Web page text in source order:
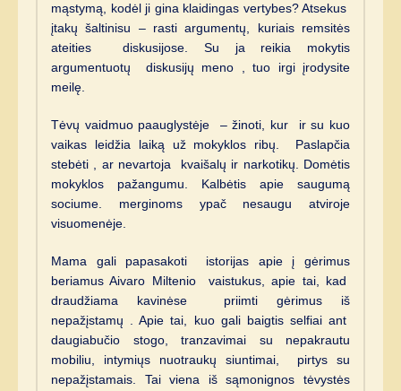
mąstymą, kodėl ji gina klaidingas vertybes? Atsekus
įtakų šaltinisu – rasti argumentų, kuriais remsitės
ateities diskusijose. Su ja reikia mokytis
argumentuotų diskusijų meno , tuo irgi įrodysite
meilę.
Tėvų vaidmuo paauglystėje – žinoti, kur ir su kuo
vaikas leidžia laiką už mokyklos ribų. Paslapčia
stebėti , ar nevartoja kvaišalų ir narkotikų. Domėtis
mokyklos pažangumu. Kalbėtis apie saugumą
sociume. merginoms ypač nesaugu atviroje
visuomenėje.
Mama gali papasakoti istorijas apie į gėrimus
beriamus Aivaro Miltenio vaistukus, apie tai, kad
draudžiama kavinėse priimti gėrimus iš
nepažįstamų . Apie tai, kuo gali baigtis selfiai ant
daugiabučio stogo, tranzavimai su nepakrautu
mobiliu, intymiųs nuotraukų siuntimai, pirtys su
nepažįstamais. Tai viena iš sąmonignos tėvystės